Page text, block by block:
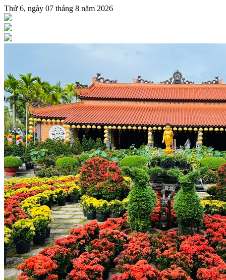
Thứ 6, ngày 07 tháng 8 năm 2026